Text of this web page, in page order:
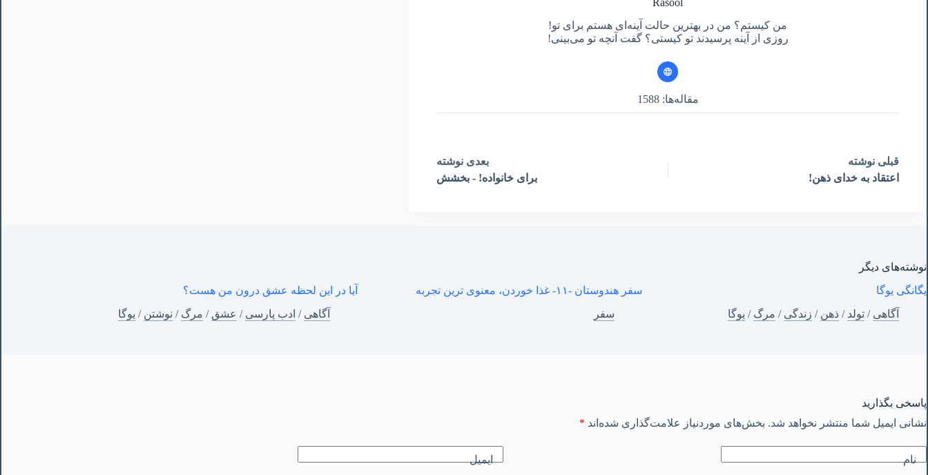
من کیستم؟ من در بهترین حالت آینه‌ای هستم برای تو!
روزی از آینه پرسیدند تو کیستی؟ گفت آنچه تو می‌بینی!
مقاله‌ها: 1588
قبلی نوشته
اعتقاد به خدای ذهن!
بعدی نوشته
برای خانواده! - بخشش
نوشته‌های‌ دیگر
یگانگی یوگا
آگاهی / تولد / ذهن / زندگی / مرگ / یوگا
سفر هندوستان -١١- غذا خوردن، معنوی ترین تجربه
سفر
آیا در این لحظه عشق درون من هست؟
آگاهی / ادب پارسی / عشق / مرگ / نوشتن / یوگا
پاسخی بگذارید
نشانی ایمیل شما منتشر نخواهد شد. بخش‌های موردنیاز علامت‌گذاری شده‌اند *
نام ایمیل